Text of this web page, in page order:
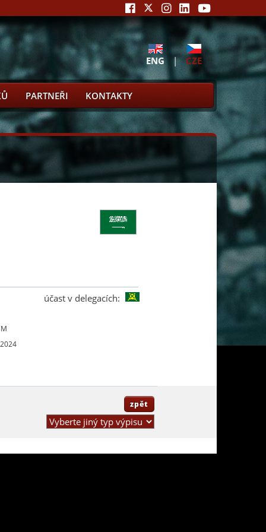
ENG | CZE
PARTNEŘI KONTAKTY
účast v delegacích:
zpět